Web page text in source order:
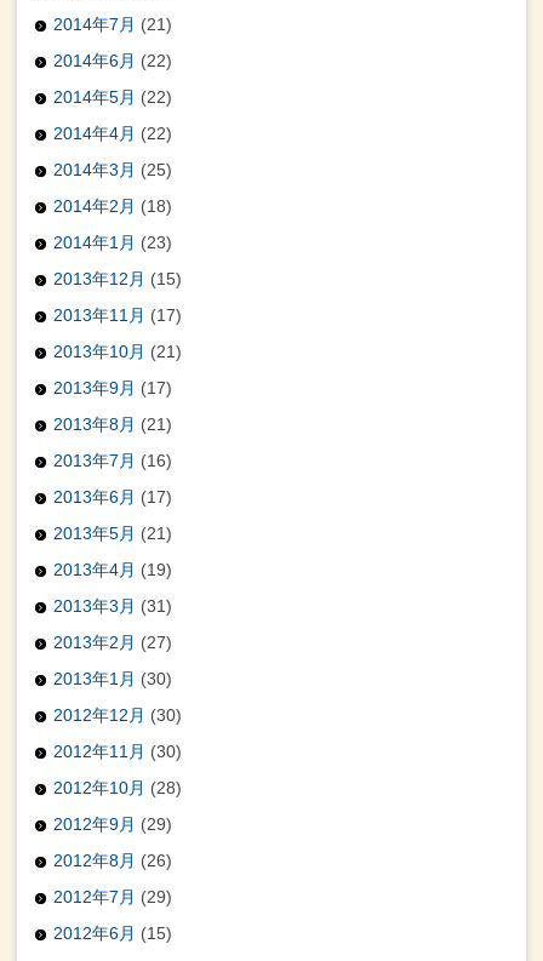
2014年7月 (21)
2014年6月 (22)
2014年5月 (22)
2014年4月 (22)
2014年3月 (25)
2014年2月 (18)
2014年1月 (23)
2013年12月 (15)
2013年11月 (17)
2013年10月 (21)
2013年9月 (17)
2013年8月 (21)
2013年7月 (16)
2013年6月 (17)
2013年5月 (21)
2013年4月 (19)
2013年3月 (31)
2013年2月 (27)
2013年1月 (30)
2012年12月 (30)
2012年11月 (30)
2012年10月 (28)
2012年9月 (29)
2012年8月 (26)
2012年7月 (29)
2012年6月 (15)